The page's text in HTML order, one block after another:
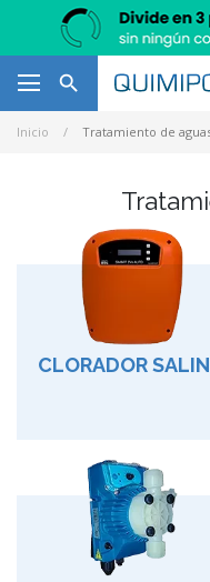

Inicio Tratamiento de
CLORADOR